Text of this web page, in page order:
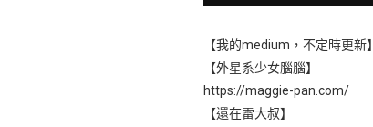
【我的medium，不定時更新】
【外星系少女腦腦】
https://maggie-pan.com/
【還在雷大叔】